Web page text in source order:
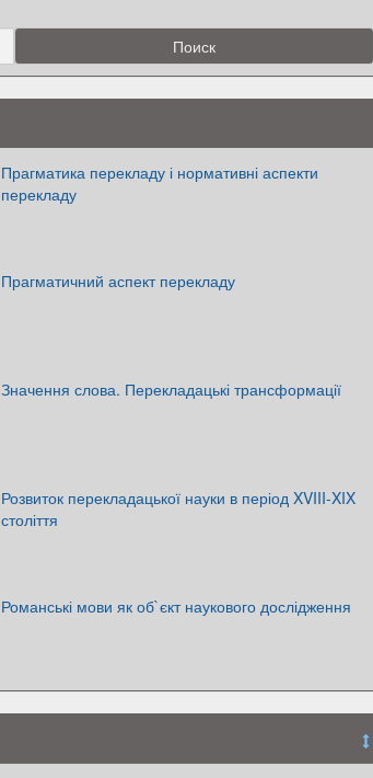
Прагматика перекладу і нормативні аспекти
перекладу
Прагматичний аспект перекладу
Значення слова. Перекладацькі трансформації
Розвиток перекладацької науки в період XVIII-XIX
століття
Романські мови як об`єкт наукового дослідження